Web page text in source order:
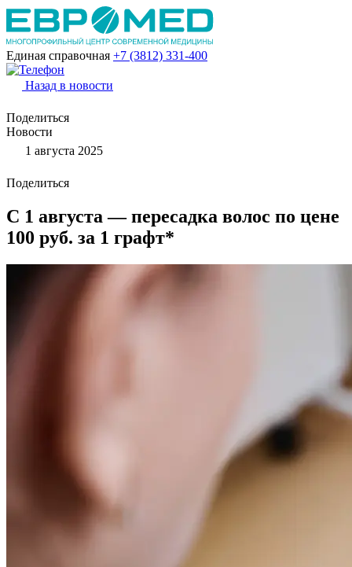
Единая справочная +7 (3812) 331-400
Назад в новости
Поделиться
Новости
1 августа 2025
Поделиться
С 1 августа — пересадка волос по цене
100 руб. за 1 графт*